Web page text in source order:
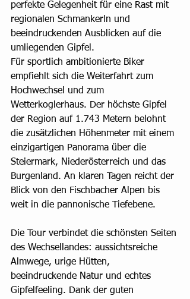
perfekte Gelegenheit für eine Rast mit
regionalen Schmankerln und
beeindruckenden Ausblicken auf die
umliegenden Gipfel.
Für sportlich ambitionierte Biker
empfiehlt sich die Weiterfahrt zum
Hochwechsel und zum
Wetterkoglerhaus. Der höchste Gipfel
der Region auf 1.743 Metern belohnt
die zusätzlichen Höhenmeter mit einem
einzigartigen Panorama über die
Steiermark, Niederösterreich und das
Burgenland. An klaren Tagen reicht der
Blick von den Fischbacher Alpen bis
weit in die pannonische Tiefebene.
Die Tour verbindet die schönsten Seiten
des Wechsellandes: aussichtsreiche
Almwege, urige Hütten,
beeindruckende Natur und echtes
Gipfelfeeling. Dank der guten